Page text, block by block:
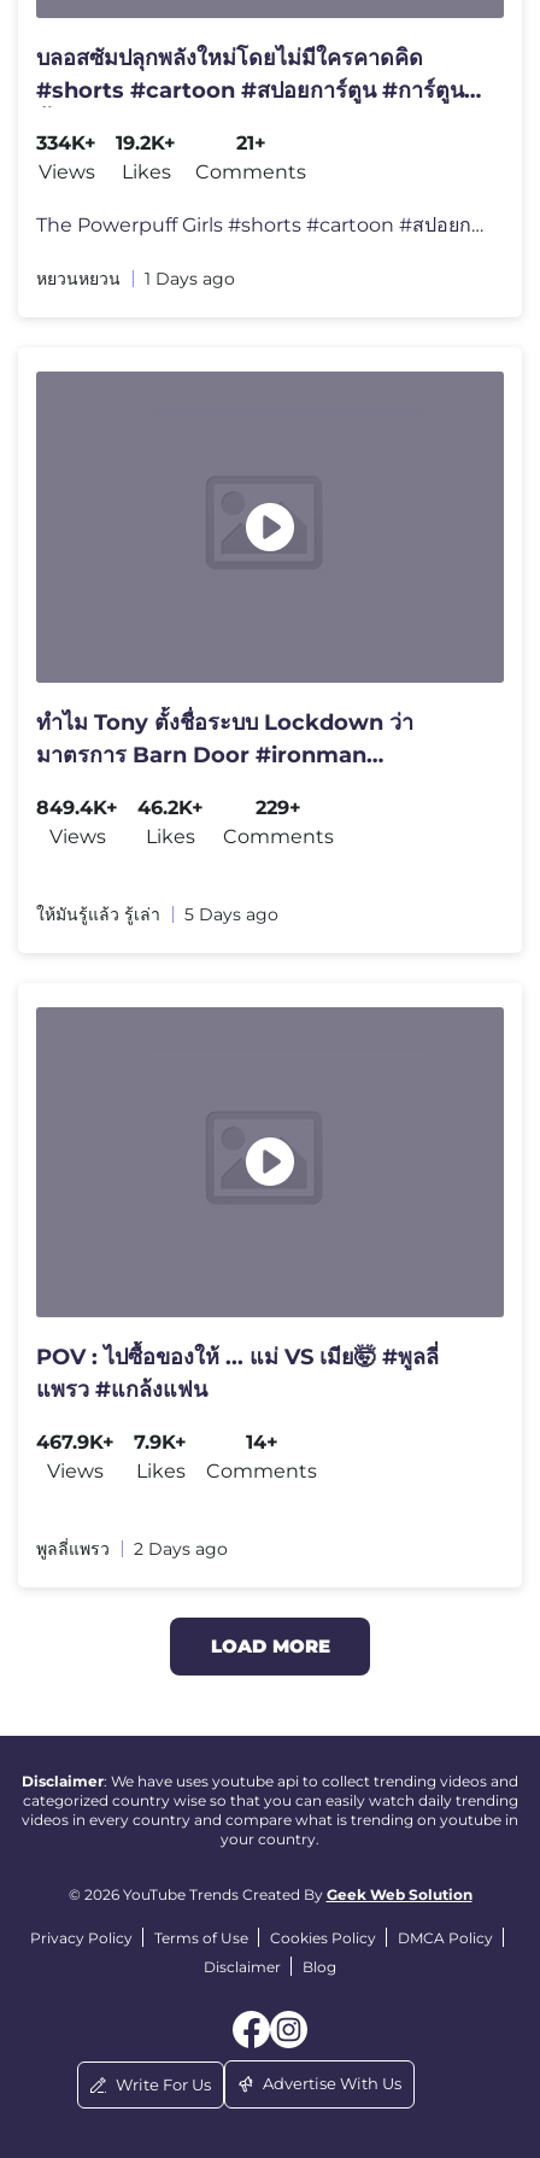
บลอสซัมปลุกพลังใหม่โดยไม่มีใครคาดคิด
#shorts #cartoon #สปอยการ์ตูน #การ์ตูน
334K+
Views
19.2K+
Likes
21+
Comments
The Powerpuff Girls #shorts #cartoon #สปอยการ์ตู�
หยวนหยวน 1 Days ago
ทำไม Tony ตั้งชื่อระบบ Lockdown ว่า
มาตรการ Barn Door #ironman
849.4K+
Views
46.2K+
Likes
229+
Comments
ให้มันรู้แล้ว รู้เล่า 5 Days ago
POV : ไปซื้ิอของให้ ... แม่ VS เมีย🤯 #พูลลี่
แพรว #แกล้งแฟน
467.9K+
Views
7.9K+
Likes
14+
Comments
พูลลี่แพรว 2 Days ago
LOAD MORE
Disclaimer: We have uses youtube api to collect trending videos and
categorized country wise so that you can easily watch daily trending
videos in every country and compare what is trending on youtube in
your country.
© 2026 YouTube Trends Created By Geek Web Solution
Privacy Policy Terms of Use Cookies Policy
DMCA Policy
Disclaimer
Blog
Write For Us Advertise With Us